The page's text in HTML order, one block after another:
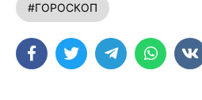
#ГОРОСКОП